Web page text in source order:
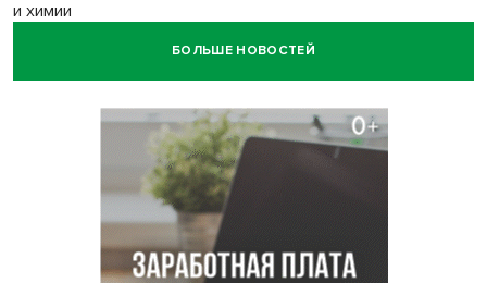
и химии
БОЛЬШЕ НОВОСТЕЙ